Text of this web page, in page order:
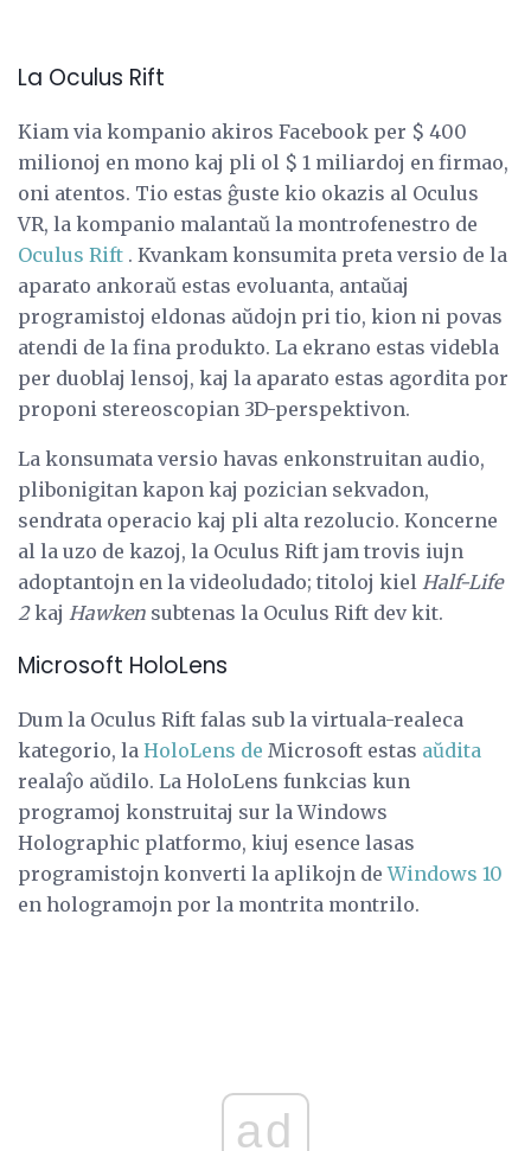
La Oculus Rift
Kiam via kompanio akiros Facebook per $ 400
milionoj en mono kaj pli ol $ 1 miliardoj en firmao,
oni atentos. Tio estas ĝuste kio okazis al Oculus
VR, la kompanio malantaŭ la montrofenestro de
Oculus Rift . Kvankam konsumita preta versio de la
aparato ankoraŭ estas evoluanta, antaŭaj
programistoj eldonas aŭdojn pri tio, kion ni povas
atendi de la fina produkto. La ekrano estas videbla
per duoblaj lensoj, kaj la aparato estas agordita por
proponi stereoscopian 3D-perspektivon.
La konsumata versio havas enkonstruitan audio,
plibonigitan kapon kaj pozician sekvadon,
sendrata operacio kaj pli alta rezolucio. Koncerne
al la uzo de kazoj, la Oculus Rift jam trovis iujn
adoptantojn en la videoludado; titoloj kiel Half-Life
2kaj Hawken subtenas la Oculus Rift dev kit.
Microsoft HoloLens
Dum la Oculus Rift falas sub la virtuala-realeca
kategorio, la HoloLens de Microsoft estas aŭdita
realaĵo aŭdilo. La HoloLens funkcias kun
programoj konstruitaj sur la Windows
Holographic platformo, kiuj esence lasas
programistojn konverti la aplikojn deWindows 10
en hologramojn por la montrita montrilo.
ad